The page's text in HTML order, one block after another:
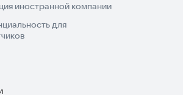
иностранной компании
для